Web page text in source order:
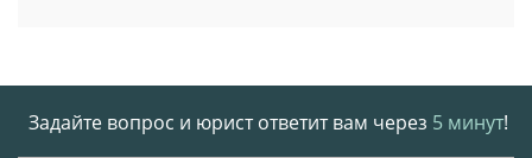
Задайте вопрос и юрист ответит вам через 5 минут!